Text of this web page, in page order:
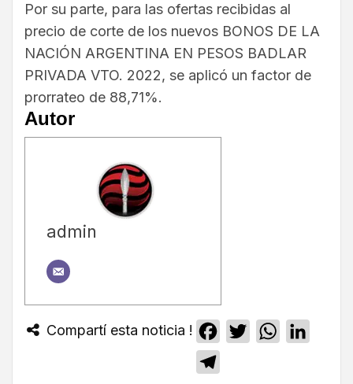
Por su parte, para las ofertas recibidas al
precio de corte de los nuevos BONOS DE LA
NACIÓN ARGENTINA EN PESOS BADLAR
PRIVADA VTO. 2022, se aplicó un factor de
prorrateo de 88,71%.
Autor
admin
Compartí esta noticia ! Facebook
TwitterWhatsApp